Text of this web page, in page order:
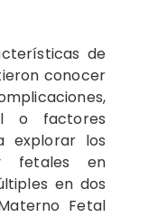
de
conocer
o factores
explorar los
fetales en
en dos
Fetal